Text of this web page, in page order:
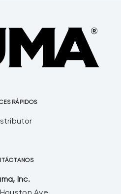
RÁPIDOS
Inc.